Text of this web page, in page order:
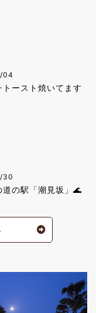
04
トースト焼いてます
30
道の駅「潮見坂」🌊